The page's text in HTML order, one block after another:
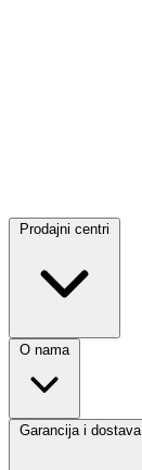
Prodajni centri
O nama
Garancija i dostava